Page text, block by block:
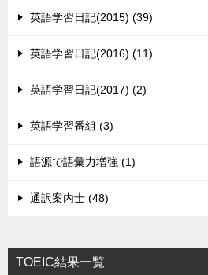
英語学習日記(2015) (39)
英語学習日記(2016) (11)
英語学習日記(2017) (2)
英語学習番組 (3)
語源で語彙力増強 (1)
通訳案内士 (48)
TOEIC結果一覧